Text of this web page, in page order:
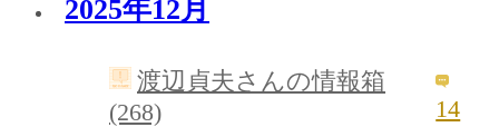
2025年12月
渡辺貞夫さんの情報箱
(268)
14